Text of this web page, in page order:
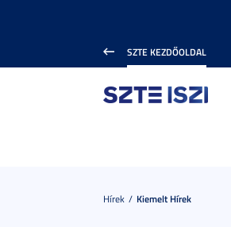
SZTE KEZDŐOLDAL
Hírek Kiemelt Hírek